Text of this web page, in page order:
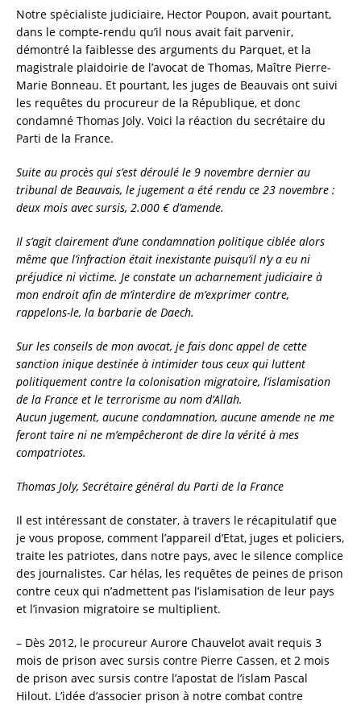
Notre spécialiste judiciaire, Hector Poupon, avait pourtant,
dans le compte-rendu qu’il nous avait fait parvenir,
démontré la faiblesse des arguments du Parquet, et la
magistrale plaidoirie de l’avocat de Thomas, Maître Pierre-
Marie Bonneau. Et pourtant, les juges de Beauvais ont suivi
les requêtes du procureur de la République, et donc
condamné Thomas Joly. Voici la réaction du secrétaire du
Parti de la France.
Suite au procès qui s’est déroulé le 9 novembre dernier au
tribunal de Beauvais, le jugement a été rendu ce 23 novembre :
deux mois avec sursis, 2.000 € d’amende.
Il s’agit clairement d’une condamnation politique ciblée alors
même que l’infraction était inexistante puisqu’il n’y a eu ni
préjudice ni victime. Je constate un acharnement judiciaire à
mon endroit afin de m’interdire de m’exprimer contre,
rappelons-le, la barbarie de Daech.
Sur les conseils de mon avocat, je fais donc appel de cette
sanction inique destinée à intimider tous ceux qui luttent
politiquement contre la colonisation migratoire, l’islamisation
de la France et le terrorisme au nom d’Allah.
Aucun jugement, aucune condamnation, aucune amende ne me
feront taire ni ne m’empêcheront de dire la vérité à mes
compatriotes.
Thomas Joly, Secrétaire général du Parti de la France
Il est intéressant de constater, à travers le récapitulatif que
je vous propose, comment l’appareil d’Etat, juges et policiers,
traite les patriotes, dans notre pays, avec le silence complice
des journalistes. Car hélas, les requêtes de peines de prison
contre ceux qui n’admettent pas l’islamisation de leur pays
et l’invasion migratoire se multiplient.
– Dès 2012, le procureur Aurore Chauvelot avait requis 3
mois de prison avec sursis contre Pierre Cassen, et 2 mois
de prison avec sursis contre l’apostat de l’islam Pascal
Hilout. L’idée d’associer prison à notre combat contre